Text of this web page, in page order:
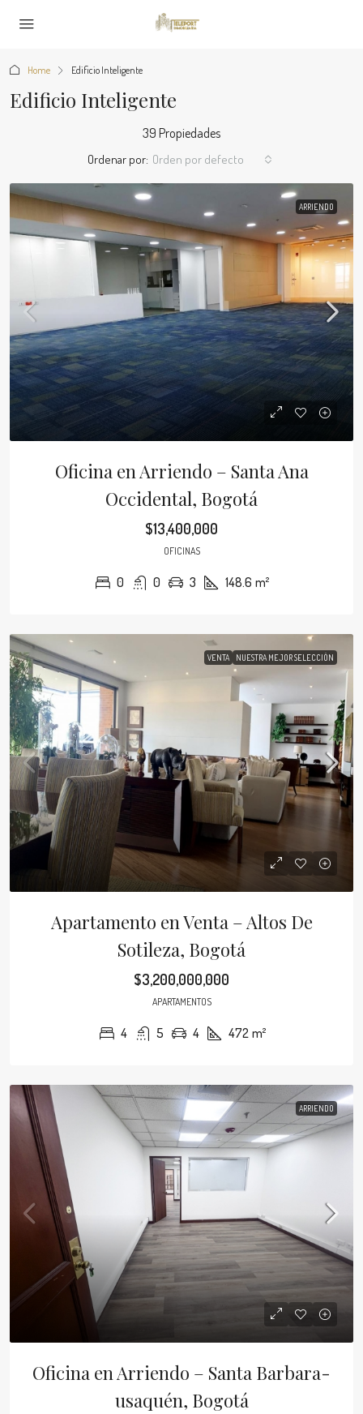
Home Edificio Inteligente
Edificio Inteligente
39 Propiedades
Ordenar por: Orden por defecto
ARRIENDO
Oficina en Arriendo – Santa Ana
Occidental, Bogotá
$13,400,000
OFICINAS
0 0 3 148.6 m²
VENTA NUESTRA MEJOR SELECCIÓN
Apartamento en Venta – Altos De
Sotileza, Bogotá
$3,200,000,000
APARTAMENTOS
4 5 4 472 m²
ARRIENDO
Oficina en Arriendo – Santa Barbara-
usaquén, Bogotá